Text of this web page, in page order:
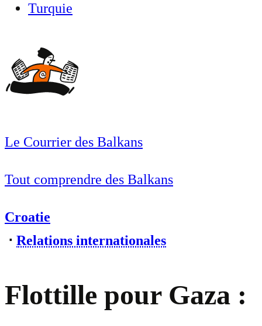
Turquie
Le Courrier des Balkans
Tout comprendre des Balkans
Croatie
⋅ Relations internationales
Flottille pour Gaza :